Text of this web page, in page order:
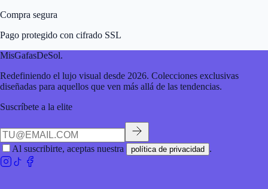
Compra segura
Pago protegido con cifrado SSL
MisGafasDeSol.
Redefiniendo el lujo visual desde 2026. Colecciones exclusivas
diseñadas para aquellos que ven más allá de las tendencias.
Suscríbete a la elite
Al suscribirte, aceptas nuestra política de privacidad .